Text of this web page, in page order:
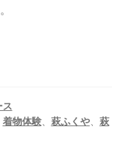
ス
着物体験、 萩ふくや、 萩